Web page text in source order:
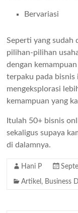
Bervariasi
Seperti yang sudah
pilihan-pilihan
dengan
terpaku pada
mengeksplorasi
kemampuan yang
Itulah 50+ bisnis
sekaligus supaya
di dalamnya.
Hani P
Artikel , Business